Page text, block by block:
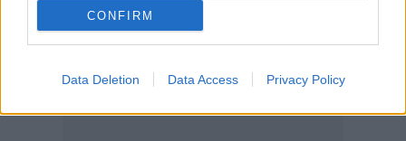
CONFIRM
Data Deletion Data Access Privacy Policy